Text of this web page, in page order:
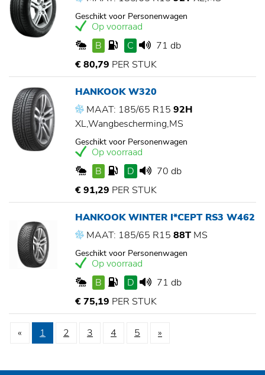
Geschikt voor Personenwagen
Op voorraad
B
C
71 db
€ 80,79 PER STUK
HANKOOK W320
MAAT: 185/65 R15 92H
XL,Wangbescherming,MS
Geschikt voor Personenwagen
Op voorraad
B
D
70 db
€ 91,29 PER STUK
HANKOOK WINTER I*CEPT RS3 W462
MAAT: 185/65 R15 88T MS
Geschikt voor Personenwagen
Op voorraad
B
D
71 db
€ 75,19 PER STUK
« 1 2 3 4 5 »